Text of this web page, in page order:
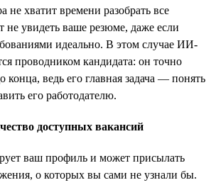
не хватит времени разобрать все
не увидеть ваше резюме, даже если
идеально. В этом случае ИИ-
проводником кандидата: он точно
конца, ведь его главная задача — понять
его работодателю.
доступных вакансий
ваш профиль и может присылать
о которых вы сами не узнали бы.